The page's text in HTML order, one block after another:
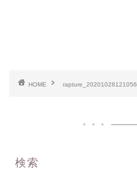
HOME rapture_20201028121056
検索